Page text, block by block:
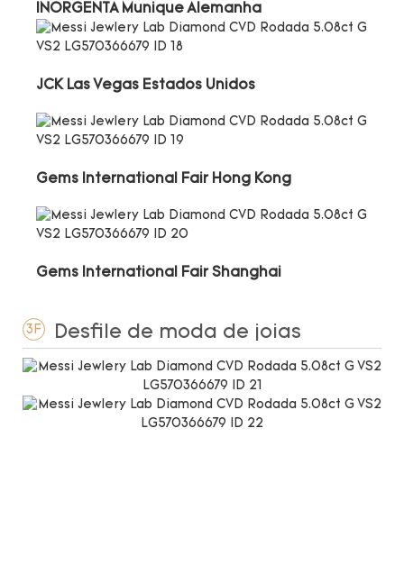
INORGENTA Munique Alemanha
JCK Las Vegas Estados Unidos
Gems International Fair Hong Kong
Gems International Fair Shanghai
3F Desfile de moda de joias